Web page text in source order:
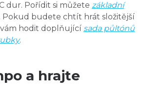
dur. Pořídit si můžete základní
Pokud budete chtít hrát složitější
hodit doplňující sada půltónů
.
a hrajte